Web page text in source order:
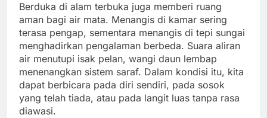
Berduka di alam terbuka juga memberi ruang
aman bagi air mata. Menangis di kamar sering
terasa pengap, sementara menangis di tepi sungai
menghadirkan pengalaman berbeda. Suara aliran
air menutupi isak pelan, wangi daun lembap
menenangkan sistem saraf. Dalam kondisi itu, kita
dapat berbicara pada diri sendiri, pada sosok
yang telah tiada, atau pada langit luas tanpa rasa
diawasi.